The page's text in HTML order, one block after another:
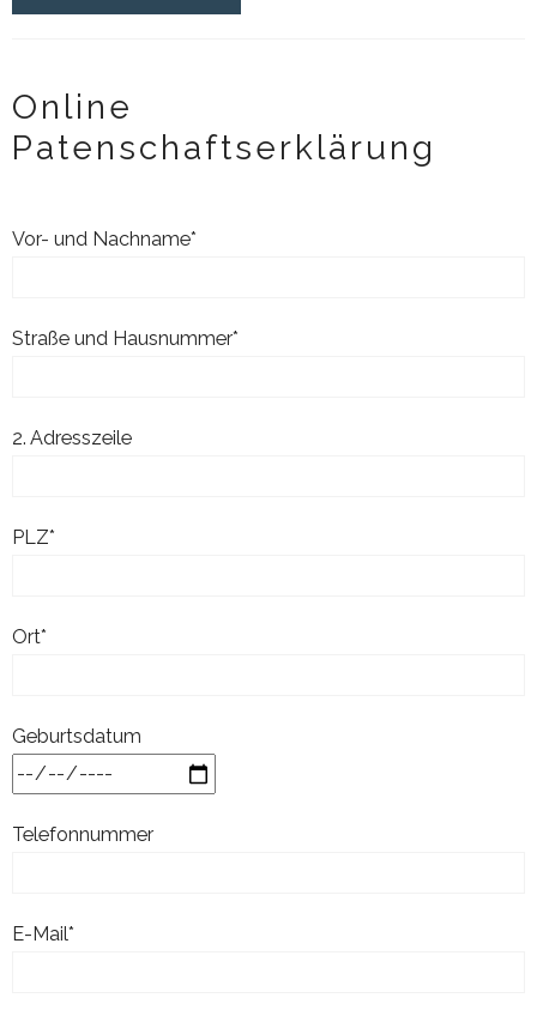
Online
Patenschaftserklärung
Vor- und Nachname*
Straße und Hausnummer*
2. Adresszeile
PLZ*
Ort*
Geburtsdatum
Telefonnummer
E-Mail*